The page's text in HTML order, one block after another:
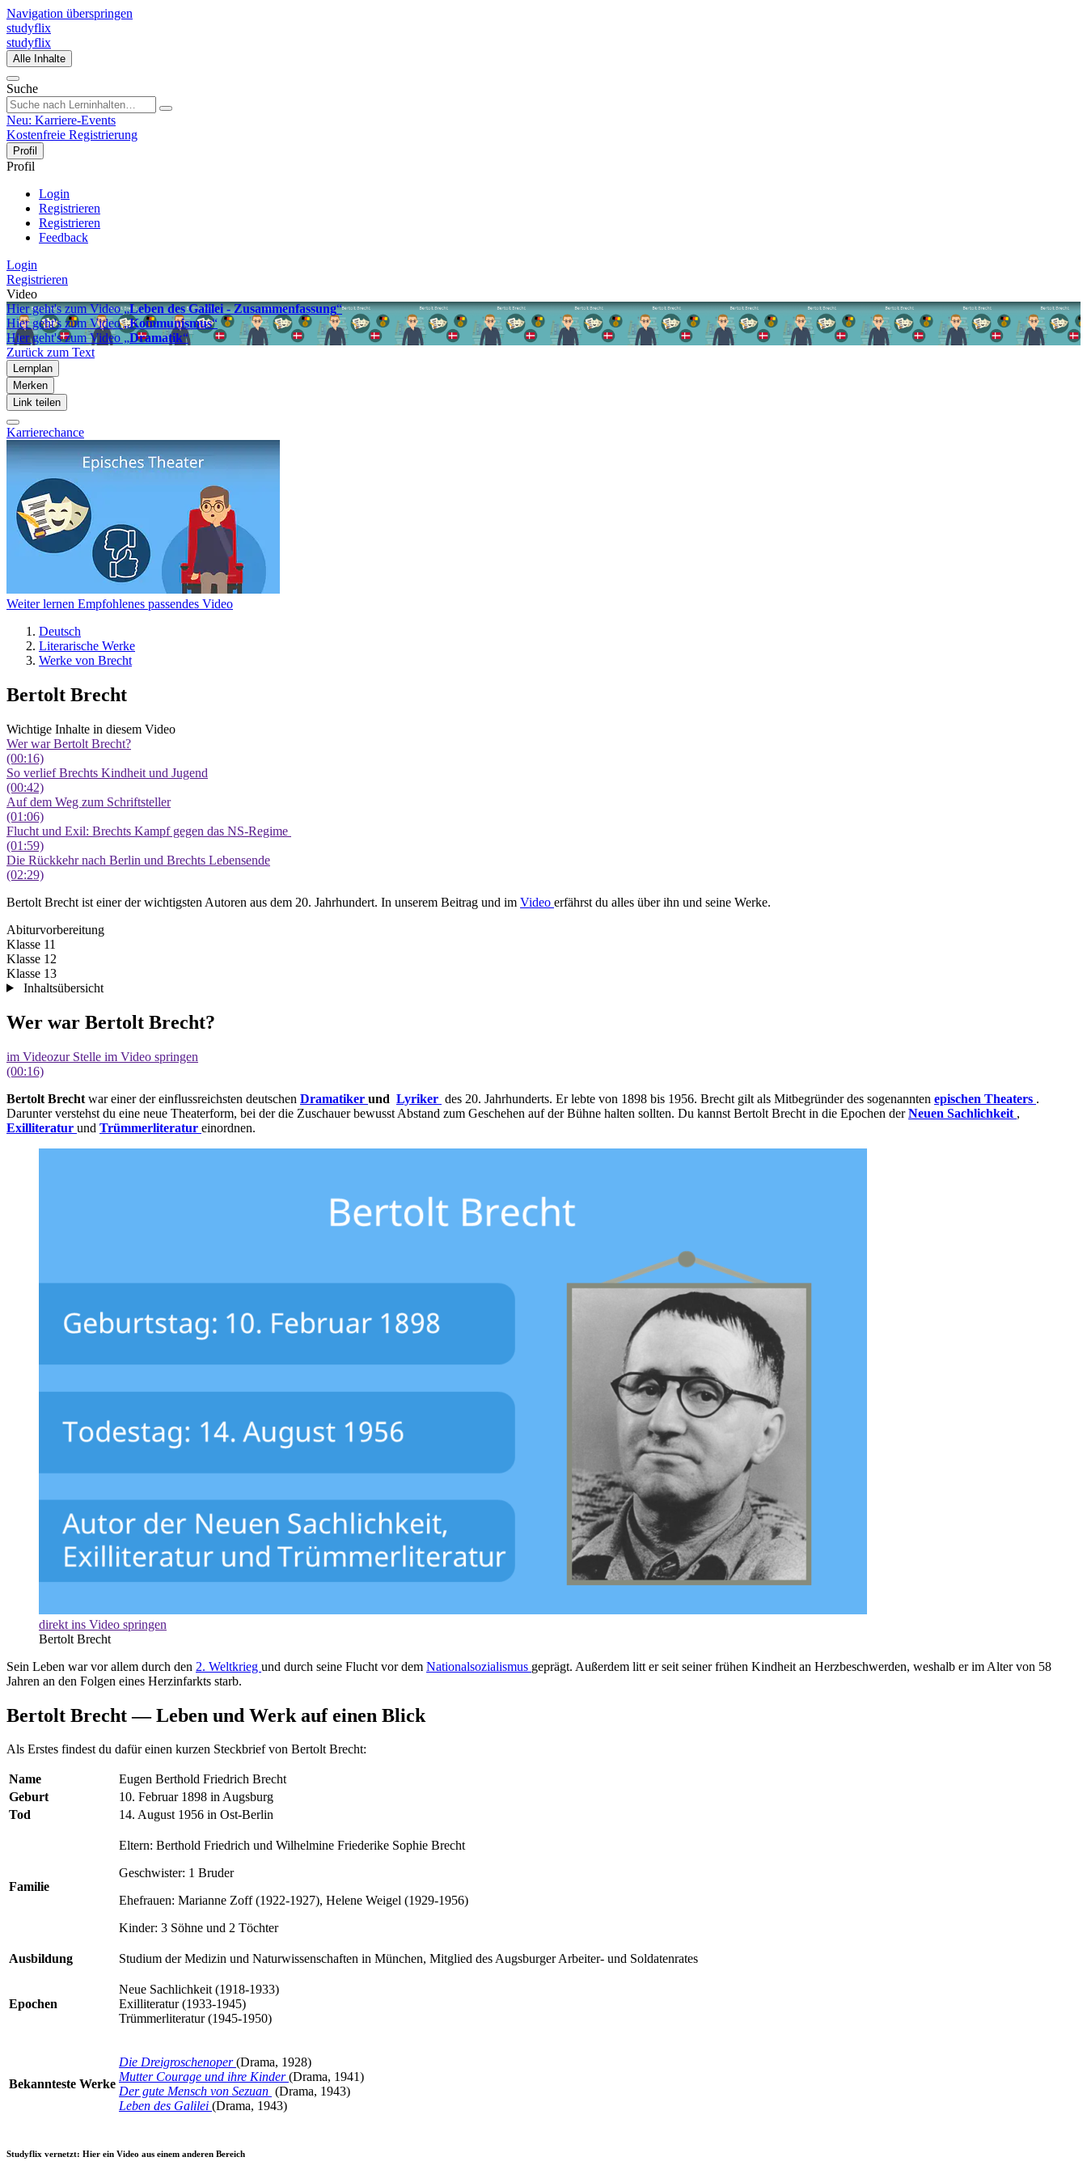
Navigation überspringen
studyflix
studyflix
Alle Inhalte
Suche
Neu: Karriere-Events
Kostenfreie Registrierung
Profil
Profil
Login
Registrieren
Registrieren
Feedback
Login
Registrieren
Video
Hier geht's zum Video „Leben des Galilei - Zusammenfassung“
Hier geht's zum Video „Kommunismus“
Hier geht's zum Video „Dramatik“
Zurück zum Text
Lernplan
Merken
Link teilen
Karrierechance
Weiter lernen Empfohlenes passendes Video
Deutsch
Literarische Werke
Werke von Brecht
Bertolt Brecht
Wichtige Inhalte in diesem Video
Wer war Bertolt Brecht?
(00:16)
So verlief Brechts Kindheit und Jugend
(00:42)
Auf dem Weg zum Schriftsteller
(01:06)
Flucht und Exil: Brechts Kampf gegen das NS-Regime
(01:59)
Die Rückkehr nach Berlin und Brechts Lebensende
(02:29)
Bertolt Brecht ist einer der wichtigsten Autoren aus dem 20. Jahrhundert. In unserem Beitrag und im Video erfährst du alles über ihn und seine Werke.
Abiturvorbereitung
Klasse 11
Klasse 12
Klasse 13
Inhaltsübersicht
Wer war Bertolt Brecht?
im Videozur Stelle im Video springen
(00:16)
Bertolt Brecht war einer der einflussreichsten deutschen Dramatiker und Lyriker des 20. Jahrhunderts. Er lebte von 1898 bis 1956. Brecht gilt als Mitbegründer des sogenannten epischen Theaters .
Darunter verstehst du eine neue Theaterform, bei der die Zuschauer bewusst Abstand zum Geschehen auf der Bühne halten sollten. Du kannst Bertolt Brecht in die Epochen derNeuen Sachlichkeit ,
Exilliteratur und Trümmerliteratur einordnen.
direkt ins Video springen
Bertolt Brecht
Sein Leben war vor allem durch den 2. Weltkrieg und durch seine Flucht vor dem Nationalsozialismus geprägt. Außerdem litt er seit seiner frühen Kindheit an Herzbeschwerden, weshalb er im Alter von 58
Jahren an den Folgen eines Herzinfarkts starb.
Bertolt Brecht — Leben und Werk auf einen Blick
Als Erstes findest du dafür einen kurzen Steckbrief von Bertolt Brecht:
Name
Eugen Berthold Friedrich Brecht
Geburt
10. Februar 1898 in Augsburg
Tod
14. August 1956 in Ost-Berlin
Familie
Eltern: Berthold Friedrich und Wilhelmine Friederike Sophie Brecht
Geschwister: 1 Bruder
Ehefrauen: Marianne Zoff (1922-1927), Helene Weigel (1929-1956)
Kinder: 3 Söhne und 2 Töchter
Ausbildung Studium der Medizin und Naturwissenschaften in München, Mitglied des Augsburger Arbeiter- und Soldatenrates
Epochen
Neue Sachlichkeit (1918-1933)
Exilliteratur (1933-1945)
Trümmerliteratur (1945-1950)
Bekannteste Werke
Die Dreigroschenoper (Drama, 1928)
Mutter Courage und ihre Kinder (Drama, 1941)
Der gute Mensch von Sezuan (Drama, 1943)
Leben des Galilei (Drama, 1943)
Studyflix vernetzt: Hier ein Video aus einem anderen Bereich